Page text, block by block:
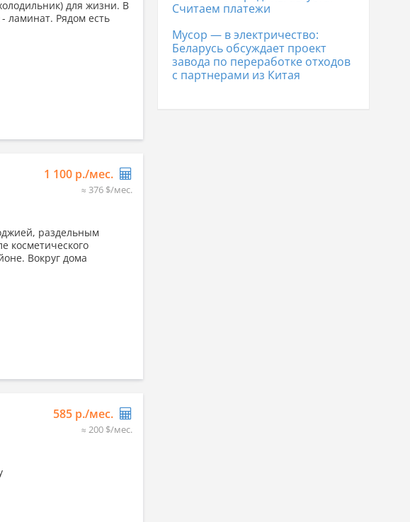
для жизни. В
ламинат. Рядом есть
1 100 р./мес.
≈ 376 $/мес.
раздельным
косметического
Вокруг дома
585 р./мес.
≈ 200 $/мес.
Считаем платежи
Мусор — в электричество:
Беларусь обсуждает проект
завода по переработке отходов
с партнерами из Китая